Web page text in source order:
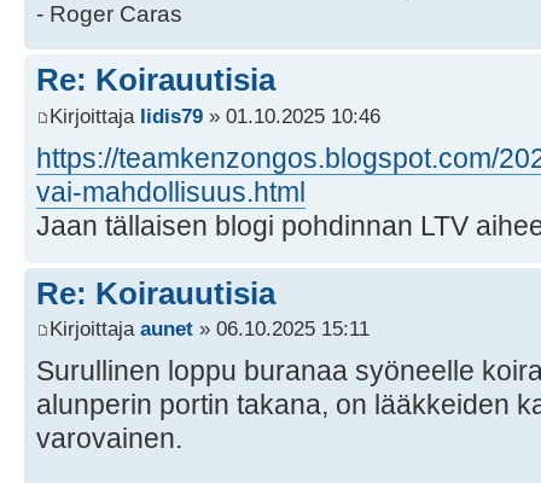
- Roger Caras
Re: Koirauutisia
Kirjoittaja Iidis79 » 01.10.2025 10:46
https://teamkenzongos.blogspot.com/
vai-mahdollisuus.html
Jaan tällaisen blogi pohdinnan LTV
Re: Koirauutisia
Kirjoittaja aunet » 06.10.2025 15:11
Surullinen loppu buranaa syöneelle
alunperin portin takana, on lääkkeiden
varovainen.